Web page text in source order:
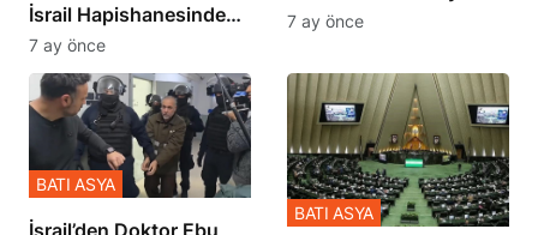
İsrail Hapishanesindeki
Zulmü Anlattı
7 ay önce
İçinde Gerçekleşmiş
7 ay önce
İsrail’den Doktor Ebu
BATI ASYA
BATI ASYA